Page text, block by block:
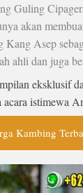
Guling
akan
Asep
ahli dan juga
eksklusif
acara istimewa
Kambing